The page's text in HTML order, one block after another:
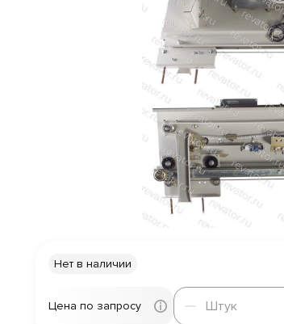
Нет в наличии
Цена по запросу
Штук
Штук